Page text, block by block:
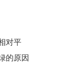
对平
“好彩
的原因